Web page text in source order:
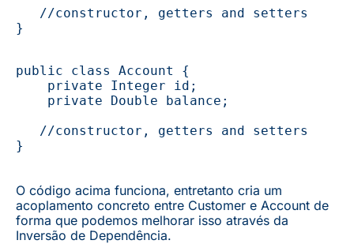
   //constructor, getters and setters
}
public class Account {
    private Integer id;
    private Double balance;
   //constructor, getters and setters
}
O código acima funciona, entretanto cria um
acoplamento concreto entre Customer e Account de
forma que podemos melhorar isso através da
Inversão de Dependência.